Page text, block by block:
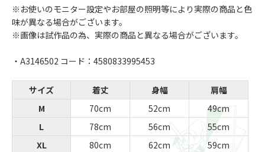
※お使いのモニター設定やお部屋の照明等により実際の商品と色
味が異なる場合がございます。
※画像は試作品の為、実際の商品と異なる場合がございます。
・A3146502 コード：4580833995453
サイズ 着丈 身幅
肩幅
M
70cm 52cm
49cm
L
78cm 56cm
55cm
XL
80cm 62cm
59cm